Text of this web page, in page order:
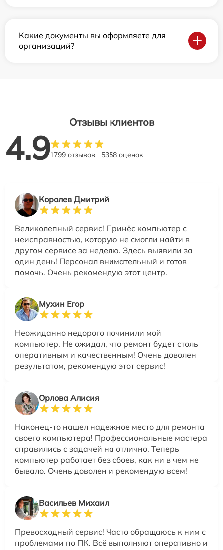
Какие документы вы оформляете для
организаций?
Отзывы клиентов
4.91799 отзывов 5358 оценок
Королев Дмитрий
Великолепный сервис! Принёс компьютер с
неисправностью, которую не смогли найти в
другом сервисе за неделю. Здесь выявили за
один день! Персонал внимательный и готов
помочь. Очень рекомендую этот центр.
Мухин Егор
Неожиданно недорого починили мой
компьютер. Не ожидал, что ремонт будет столь
оперативным и качественным! Очень доволен
результатом, рекомендую этот сервис!
Орлова Алисия
Наконец-то нашел надежное место для ремонта
своего компьютера! Профессиональные мастера
справились с задачей на отлично. Теперь
компьютер работает без сбоев, как ни в чем не
бывало. Очень доволен и рекомендую всем!
Васильев Михаил
Превосходный сервис! Часто обращаюсь к ним с
проблемами по ПК. Всё выполняют оперативно и